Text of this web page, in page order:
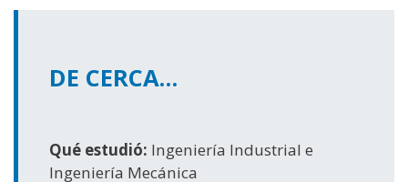
DE CERCA…
Qué estudió: Ingeniería Industrial e
Ingeniería Mecánica